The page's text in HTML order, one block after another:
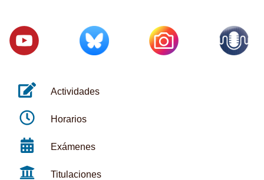
Actividades
Horarios
Exámenes
Titulaciones